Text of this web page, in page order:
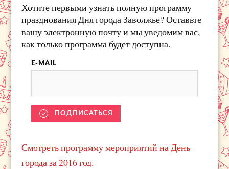
Хотите первыми узнать полную программу
празднования Дня города Заволжье? Оставьте
вашу электронную почту и мы уведомим вас,
как только программа будет доступна.
E-MAIL
ПОДПИСАТЬСЯ
Смотреть программу мероприятий на День
города за 2016 год.